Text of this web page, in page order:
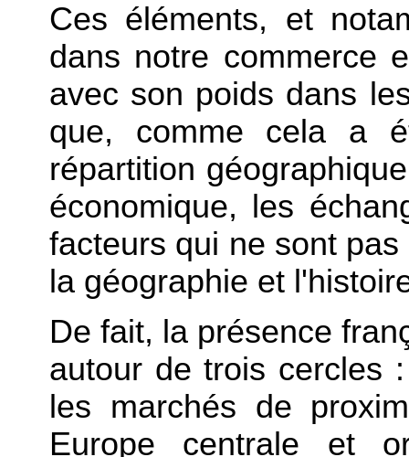
Ces éléments, et
dans notre commerce
avec son poids dans
que, comme cela a
répartition
économique, les
facteurs qui ne sont
la géographie et
De fait, la présence
autour de trois cercles
les marchés de
Europe centrale et